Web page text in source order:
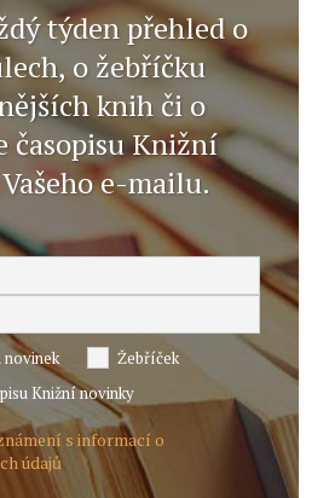
týden přehled o
o žebříčku
knih či o
časopisu Knižní
e-mailu.
novinek
Žebříček
Knižní novinky
s informací o
údajů